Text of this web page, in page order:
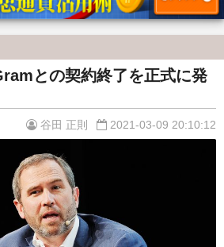
との契約終了を正式に発
谷田 正則 2021-03-09 20:10:12